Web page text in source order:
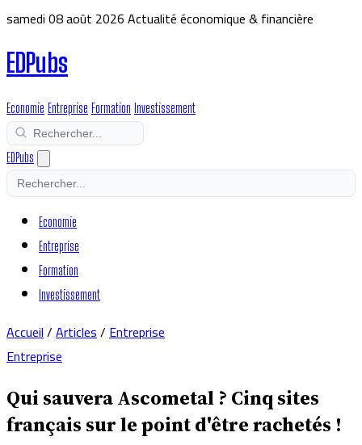
samedi 08 août 2026Actualité économique & financière
EDPubs
Economie Entreprise Formation Investissement
EDPubs
Economie
Entreprise
Formation
Investissement
Accueil/Articles/Entreprise
Entreprise
Qui sauvera Ascometal ? Cinq sites
français sur le point d'être rachetés !